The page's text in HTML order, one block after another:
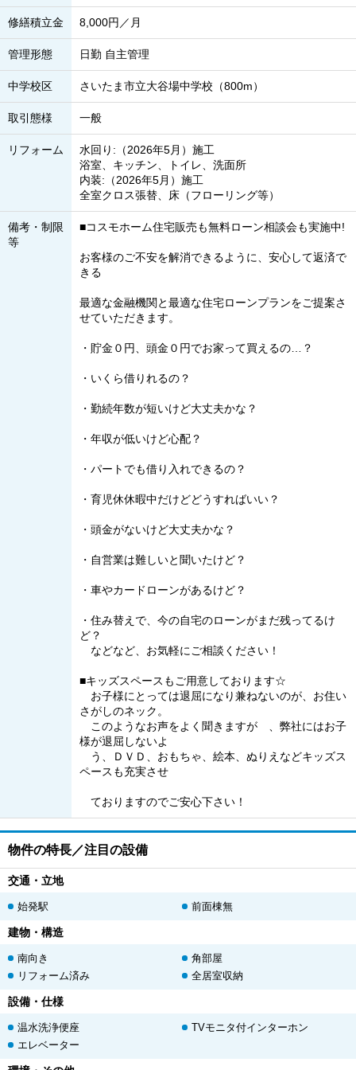
修繕積立金 8,000円／月
管理形態 日勤 自主管理
中学校区 さいたま市立大谷場中学校（800m）
取引態様 一般
リフォーム
水回り:（2026年5月）施工
浴室、キッチン、トイレ、洗面所
内装:（2026年5月）施工
全室クロス張替、床（フローリング等）
備考・制限
等
■コスモホーム住宅販売も無料ローン相談会も実施中!
お客様のご不安を解消できるように、安心して返済で
きる
最適な金融機関と最適な住宅ローンプランをご提案さ
せていただきます。
・貯金０円、頭金０円でお家って買えるの…？
・いくら借りれるの？
・勤続年数が短いけど大丈夫かな？
・年収が低いけど心配？
・パートでも借り入れできるの？
・育児休休暇中だけどどうすればいい？
・頭金がないけど大丈夫かな？
・自営業は難しいと聞いたけど？
・車やカードローンがあるけど？
・住み替えで、今の自宅のローンがまだ残ってるけ
ど？
などなど、お気軽にご相談ください！
■キッズスペースもご用意しております☆
お子様にとっては退屈になり兼ねないのが、お住い
さがしのネック。
このようなお声をよく聞きますが 、弊社にはお子
様が退屈しないよ
う、ＤＶＤ、おもちゃ、絵本、ぬりえなどキッズス
ペースも充実させ
ておりますのでご安心下さい！
物件の特長／注目の設備
交通・立地
始発駅 前面棟無
建物・構造
南向き
角部屋
リフォーム済み
全居室収納
設備・仕様
温水洗浄便座
TVモニタ付インターホン
エレベーター